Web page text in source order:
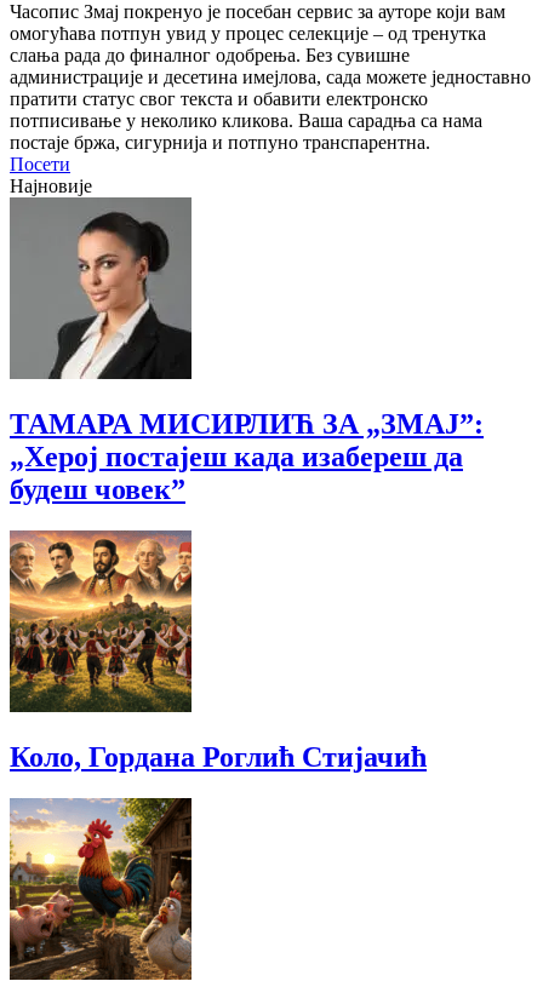
Часопис Змај покренуо је посебан сервис за ауторе који вам
омогућава потпун увид у процес селекције – од тренутка
слања рада до финалног одобрења. Без сувишне
администрације и десетина имејлова, сада можете једноставно
пратити статус свог текста и обавити електронско
потписивање у неколико кликова. Ваша сарадња са нама
постаје бржа, сигурнија и потпуно транспарентна.
Посети
Најновије
ТАМАРА МИСИРЛИЋ ЗА „ЗМАЈ”:
„Херој постајеш када изабереш да
будеш човек”
Коло, Гордана Роглић Стијачић